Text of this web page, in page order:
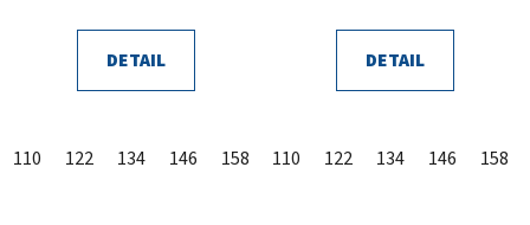
DETAIL
110 122 134 146 158
DETAIL
110 122 134 146 158